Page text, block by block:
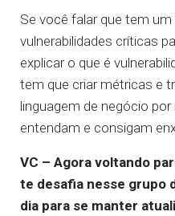
Se você falar que tem um
vulnerabilidades críticas
explicar o que é
tem que criar métricas e
linguagem de negócio
entendam e consigam
VC – Agora voltando
te desafia nesse grupo
dia para se manter